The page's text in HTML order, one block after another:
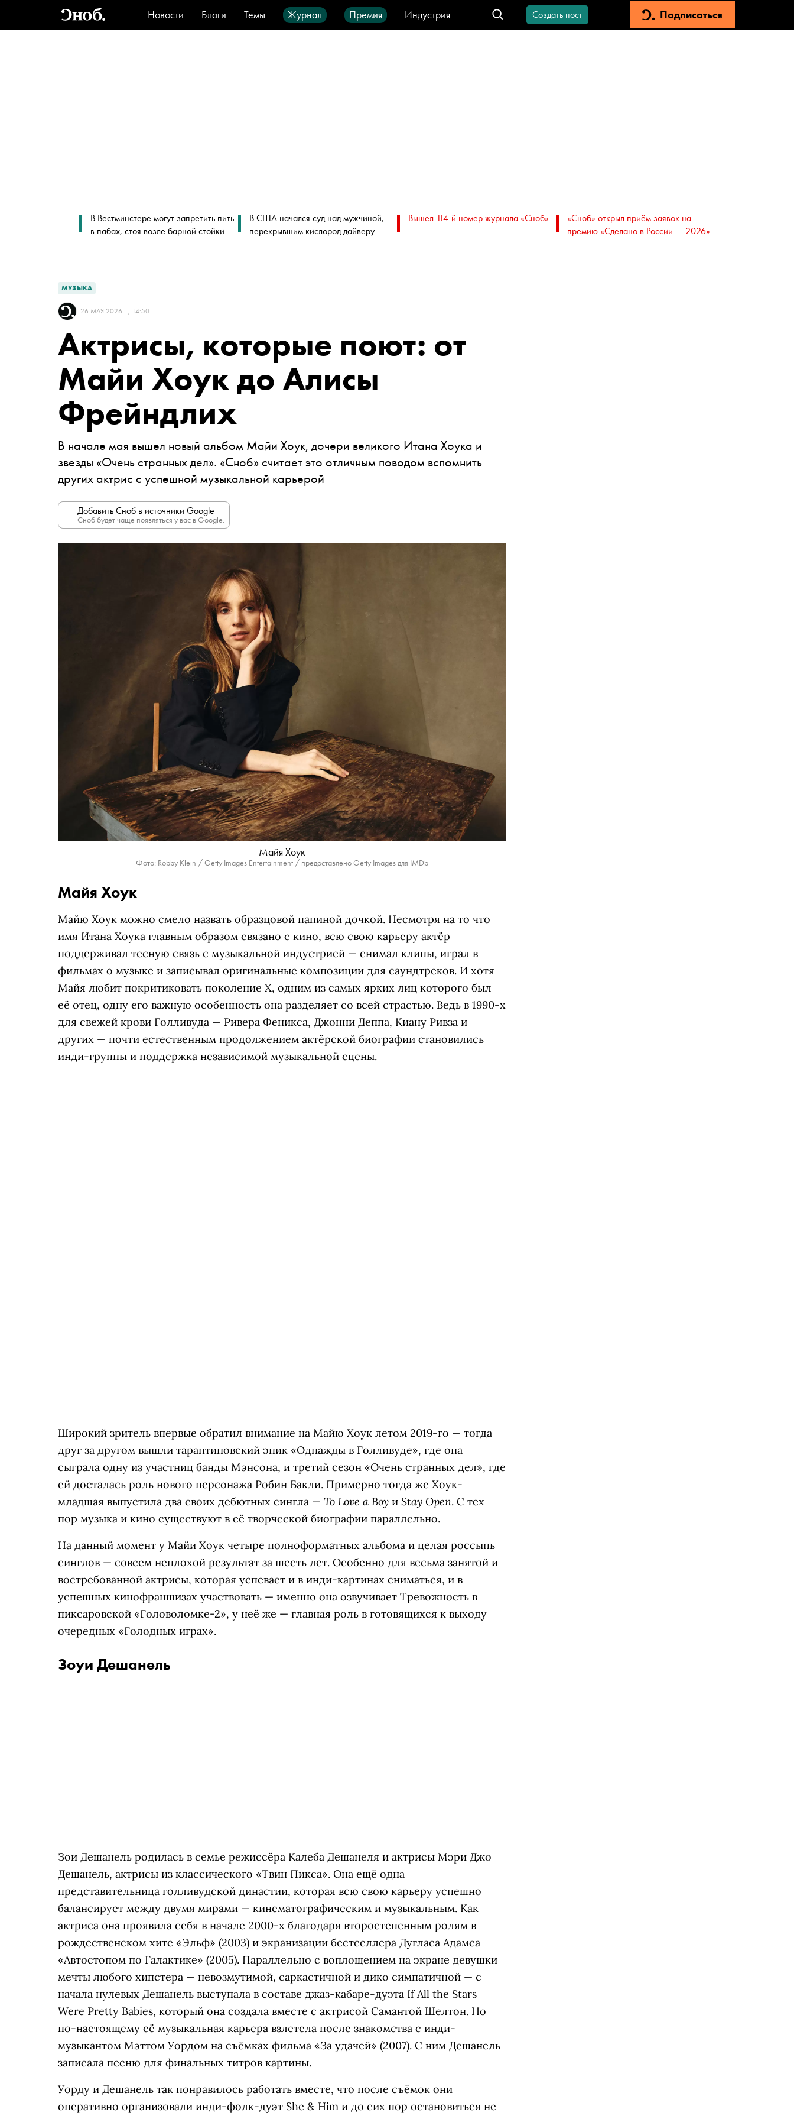
Новости Блоги Темы Журнал Премия
Индустрия
Стиль
Видео Город IT-продукты
Создать пост Подписаться
В Вестминстере могут запретить пить
в пабах, стоя возле барной стойки
В США начался суд над мужчиной,
перекрывшим кислород дайверу
Вышел 114-й номер журнала «Сноб»
«Сноб» открыл приём заявок на
премию «Сделано в России — 2026»
МУЗЫКА
26 МАЯ 2026 Г., 14:50
Актрисы, которые поют: от
Майи Хоук до Алисы
Фрейндлих
В начале мая вышел новый альбом Майи Хоук, дочери великого Итана Хоука и
звезды «Очень странных дел». «Сноб» считает это отличным поводом вспомнить
других актрис с успешной музыкальной карьерой
Добавить Сноб в источники Google
Сноб будет чаще появляться у вас в Google.
Майя Хоук
Фото: Robby Klein / Getty Images Entertainment / предоставлено Getty Images для IMDb
Майя Хоук
Майю Хоук можно смело назвать образцовой папиной дочкой. Несмотря на то что
имя Итана Хоука главным образом связано с кино, всю свою карьеру актёр
поддерживал тесную связь с музыкальной индустрией — снимал клипы, играл в
фильмах о музыке и записывал оригинальные композиции для саундтреков. И хотя
Майя любит покритиковать поколение X, одним из самых ярких лиц которого был
её отец, одну его важную особенность она разделяет со всей страстью. Ведь в 1990-х
для свежей крови Голливуда — Ривера Феникса, Джонни Деппа, Киану Ривза и
других — почти естественным продолжением актёрской биографии становились
инди-группы и поддержка независимой музыкальной сцены.
Широкий зритель впервые обратил внимание на Майю Хоук летом 2019-го — тогда
друг за другом вышли тарантиновский эпик «Однажды в Голливуде», где она
сыграла одну из участниц банды Мэнсона, и третий сезон «Очень странных дел», где
ей досталась роль нового персонажа Робин Бакли. Примерно тогда же Хоук-
младшая выпустила два своих дебютных сингла — To Love a Boy и Stay Open. С тех
пор музыка и кино существуют в её творческой биографии параллельно.
На данный момент у Майи Хоук четыре полноформатных альбома и целая россыпь
синглов — совсем неплохой результат за шесть лет. Особенно для весьма занятой и
востребованной актрисы, которая успевает и в инди-картинах сниматься, и в
успешных кинофраншизах участвовать — именно она озвучивает Тревожность в
пиксаровской «Головоломке-2», у неё же — главная роль в готовящихся к выходу
очередных «Голодных играх».
Зоуи Дешанель
Зои Дешанель родилась в семье режиссёра Калеба Дешанеля и актрисы Мэри Джо
Дешанель, актрисы из классического «Твин Пикса». Она ещё одна
представительница голливудской династии, которая всю свою карьеру успешно
балансирует между двумя мирами — кинематографическим и музыкальным. Как
актриса она проявила себя в начале 2000-х благодаря второстепенным ролям в
рождественском хите «Эльф» (2003) и экранизации бестселлера Дугласа Адамса
«Автостопом по Галактике» (2005). Параллельно с воплощением на экране девушки
мечты любого хипстера — невозмутимой, саркастичной и дико симпатичной — с
начала нулевых Дешанель выступала в составе джаз-кабаре-дуэта If All the Stars
Were Pretty Babies, который она создала вместе с актрисой Самантой Шелтон. Но
по-настоящему её музыкальная карьера взлетела после знакомства с инди-
музыкантом Мэттом Уордом на съёмках фильма «За удачей» (2007). С ним Дешанель
записала песню для финальных титров картины.
Уорду и Дешанель так понравилось работать вместе, что после съёмок они
оперативно организовали инди-фолк-дуэт She & Him и до сих пор остановиться не